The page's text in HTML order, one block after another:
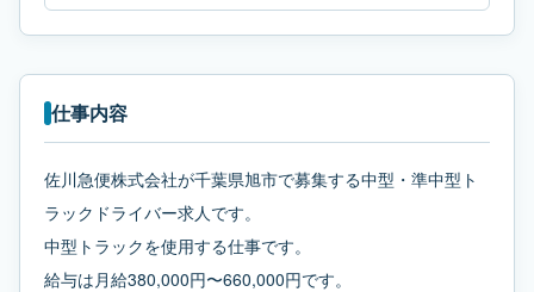
仕事内容
佐川急便株式会社が千葉県旭市で募集する中型・準中型ト
ラックドライバー求人です。
中型トラックを使用する仕事です。
給与は月給380,000円〜660,000円です。